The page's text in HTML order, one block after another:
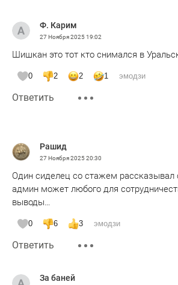
Ф. Карим
27 Ноября 202519:02
Шишкан это тот кто снимался в
0 2 2 1 эмодзи
Ответить
Рашид
27 Ноября 202520:30
Один сиделец со стажем рассказывал
админ может любого для
выводы…
0 6 3 эмодзи
Ответить
За баней